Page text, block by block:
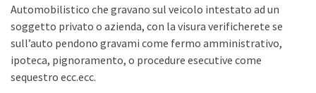
Automobilistico che gravano sul veicolo intestato ad un
soggetto privato o azienda, con la visura verificherete se
sull’auto pendono gravami come fermo amministrativo,
ipoteca, pignoramento, o procedure esecutive come
sequestro ecc.ecc.